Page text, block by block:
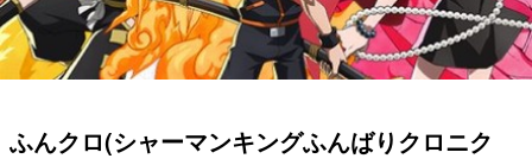
ふんクロ(シャーマンキングふんばりクロニク